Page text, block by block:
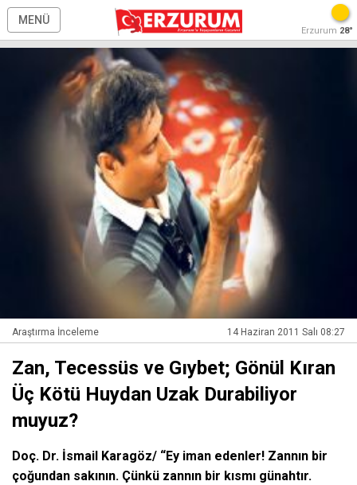
MENÜ
Erzurum 28°
Araştırma İnceleme 14 Haziran 2011 Salı 08:27
Zan, Tecessüs ve Gıybet; Gönül Kıran
Üç Kötü Huydan Uzak Durabiliyor
muyuz?
Doç. Dr. İsmail Karagöz/ “Ey iman edenler! Zannın bir
çoğundan sakının. Çünkü zannın bir kısmı günahtır.